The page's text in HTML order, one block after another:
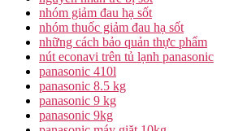
nhóm giảm đau hạ sốt
nhóm thuốc giảm đau hạ sốt
những cách bảo quản thực phẩm
nút econavi trên tủ lạnh panasonic
panasonic 410l
panasonic 8.5 kg
panasonic 9 kg
panasonic 9kg